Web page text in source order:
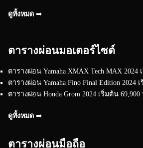
ดูทั้งหมด ➟
ตารางผ่อนมอเตอร์ไซต์
ตารางผ่อน Yamaha XMAX Tech MAX 2024
ตารางผ่อน Yamaha Fino Final Edition 2024
ตารางผ่อน Honda Grom 2024 เริ่มต้น
ดูทั้งหมด ➟
ตารางผ่อนมือถือ